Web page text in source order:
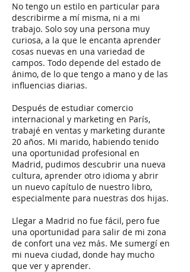
No tengo un estilo en particular para
describirme a mí misma, ni a mi
trabajo. Solo soy una persona muy
curiosa, a la que le encanta aprender
cosas nuevas en una variedad de
campos. Todo depende del estado de
ánimo, de lo que tengo a mano y de las
influencias diarias.
Después de estudiar comercio
internacional y marketing en París,
trabajé en ventas y marketing durante
20 años. Mi marido, habiendo tenido
una oportunidad profesional en
Madrid, pudimos descubrir una nueva
cultura, aprender otro idioma y abrir
un nuevo capítulo de nuestro libro,
especialmente para nuestras dos hijas.
Llegar a Madrid no fue fácil, pero fue
una oportunidad para salir de mi zona
de confort una vez más. Me sumergí en
mi nueva ciudad, donde hay mucho
que ver y aprender.